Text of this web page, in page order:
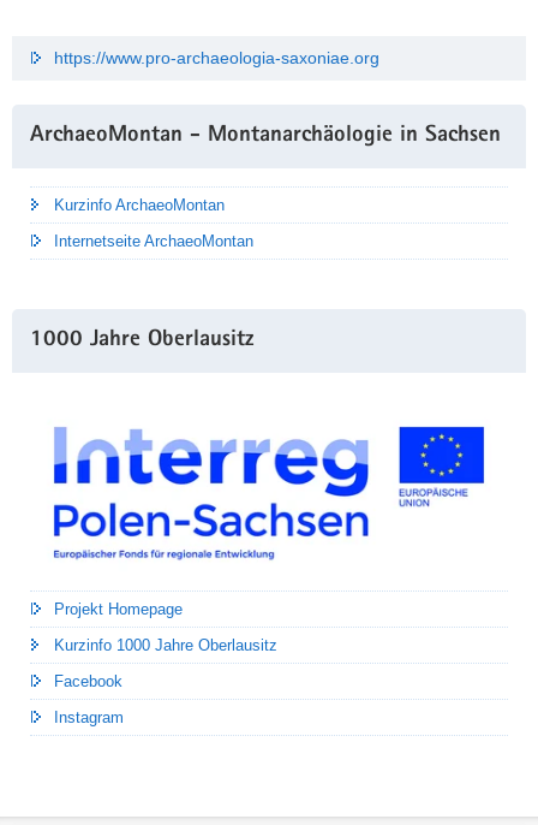
https://www.pro-archaeologia-saxoniae.org
ArchaeoMontan - Montanarchäologie in Sachsen
Kurzinfo ArchaeoMontan
Internetseite ArchaeoMontan
1000 Jahre Oberlausitz
Projekt Homepage
Kurzinfo 1000 Jahre Oberlausitz
Facebook
Instagram